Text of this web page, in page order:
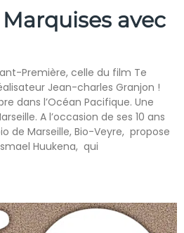
avec
Première, celle du film Te
Jean-charles Granjon !
dans l’Océan Pacifique. Une
A l’occasion de ses 10 ans
de Marseille, Bio-Veyre, propose
Huukena, qui